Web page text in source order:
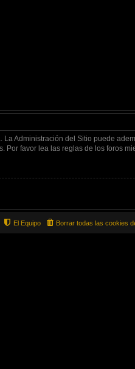
Administración del Sitio puede
favor lea las reglas de los foros
Borrar todas las cookies
El Equipo